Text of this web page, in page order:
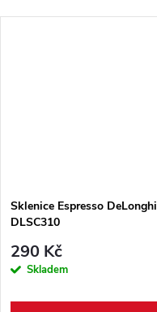
Sklenice Espresso DeLonghi
DLSC310
290 Kč
Skladem